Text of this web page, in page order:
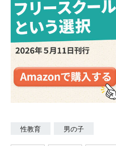
性教育 男の子